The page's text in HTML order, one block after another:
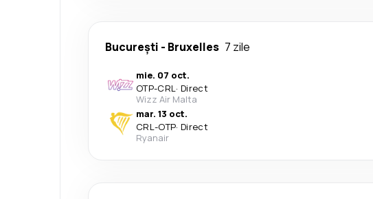
București - Bruxelles 7 zile
mie. 07 oct.
OTP-CRL· Direct
Wizz Air Malta
mar. 13 oct.
CRL-OTP· Direct
Ryanair